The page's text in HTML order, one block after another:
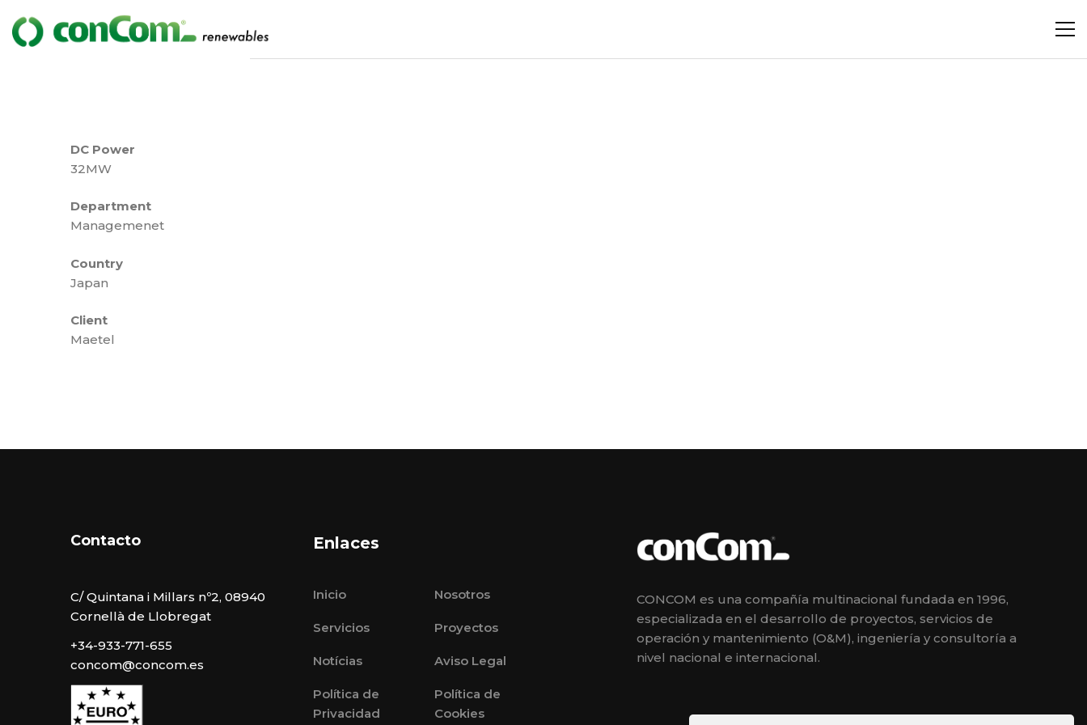
DC Power
32MW
Department
Managemenet
Country
Japan
Client
Maetel
Contacto
C/ Quintana i Millars nº2, 08940
Cornellà de Llobregat
+34-933-771-655
concom@concom.es
Enlaces
Inicio Nosotros
Servicios Proyectos
Notícias Aviso Legal
Política de
Privacidad
Política de
Cookies
CONCOM es una compañía multinacional fundada en 1996,
especializada en el desarrollo de proyectos, servicios de
operación y mantenimiento (O&M), ingeniería y consultoría a
nivel nacional e internacional.